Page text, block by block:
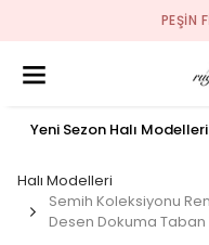
PEŞIN
Yeni Sezon Halı Modelleri
Halı Modelleri
Semih Koleksiyonu
Desen Dokuma